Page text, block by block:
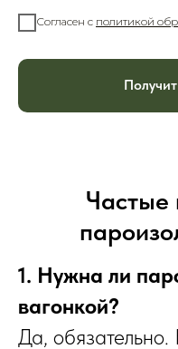
Согласен с политикой
Частые
1. Нужна ли
вагонкой?
Да,